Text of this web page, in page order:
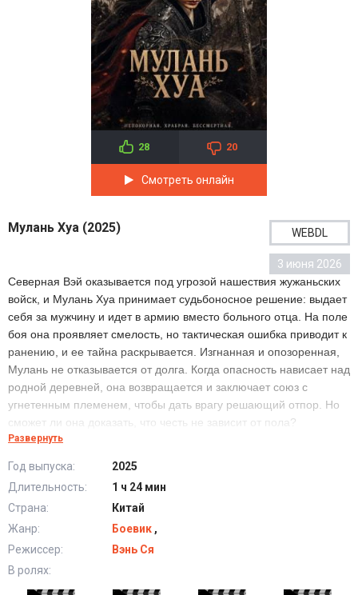
28 20
Смотреть онлайн
Мулань Хуа (2025) WEBDL
3 июня 2026
Северная Вэй оказывается под угрозой нашествия жужаньских
войск, и Мулань Хуа принимает судьбоносное решение: выдает
себя за мужчину и идет в армию вместо больного отца. На поле
боя она проявляет смелость, но тактическая ошибка приводит к
ранению, и ее тайна раскрывается. Изгнанная и опозоренная,
Мулань не отказывается от долга. Когда опасность нависает над
родной деревней, она возвращается и заключает союз с
угнетенным племенем, чтобы дать врагу решающий отпор. Но
сможет ли она доказать, что честь не зависит от пола?
Мулань Хуа (2025) в хорошем качестве HD
Развернуть
Год выпуска:
2025
Длительность:
1 ч 24 мин
Страна:
Китай
Жанр:
Боевик ,
Режиссер:
Вэнь Ся
В ролях: